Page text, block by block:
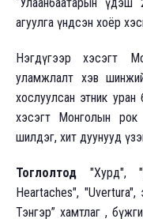
“Улаанбаатарын үдэш
агуулга үндсэн хоёр
Нэгдүгээр хэсэгт
уламжлалт хэв
хослуулсан этник
хэсэгт Монголын рок
шилдэг, хит дуунууд
Тоглолтод "Хурд",
Heartaches", "Uvertura",
Тэнгэр” хамтлаг ,